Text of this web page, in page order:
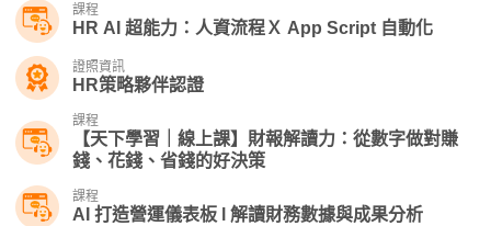
課程
HR AI 超能力：人資流程Ｘ App Script 自動化
證照資訊
HR策略夥伴認證
課程
【天下學習｜線上課】財報解讀力：從數字做對賺
錢、花錢、省錢的好決策
課程
AI 打造營運儀表板 l 解讀財務數據與成果分析